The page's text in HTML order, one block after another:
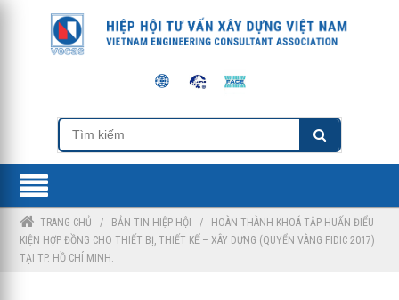
TRANG CHỦ / BẢN TIN HIỆP HỘI /
HOÀN THÀNH KHOÁ TẬP HUẤN ĐIỂU
KIỆN HỢP ĐỒNG CHO THIẾT BỊ, THIẾT KẾ – XÂY DỰNG (QUYỂN VÀNG FIDIC 2017)
TẠI TP. HỒ CHÍ MINH.